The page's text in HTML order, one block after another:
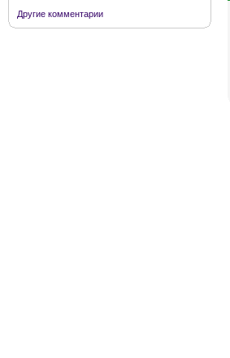
Другие комментарии